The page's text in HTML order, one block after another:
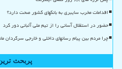
اقدامات مخرب سایبری به بانکهای کشور صحت دارد؟
حضور در استقلال آسانی را از تیم ملی آلبانی دور کرد
چرا مردم بین پیام رسانهای داخلی و خارجی سرگردان
پربحث